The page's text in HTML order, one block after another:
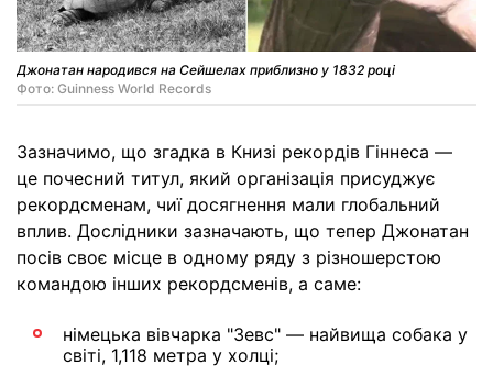
Джонатан народився на Сейшелах приблизно у 1832 році
Фото: Guinness World Records
Зазначимо, що згадка в Книзі рекордів Гіннеса —
це почесний титул, який організація присуджує
рекордсменам, чиї досягнення мали глобальний
вплив. Дослідники зазначають, що тепер Джонатан
посів своє місце в одному ряду з різношерстою
командою інших рекордсменів, а саме:
німецька вівчарка "Зевс" — найвища собака у
світі, 1,118 метра у холці;